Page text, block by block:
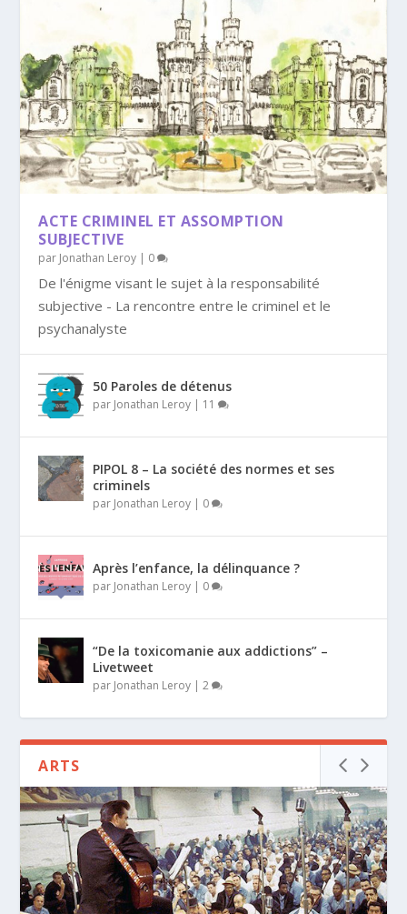
ACTE CRIMINEL ET ASSOMPTION
SUBJECTIVE
par Jonathan Leroy | 0
De l'énigme visant le sujet à la responsabilité
subjective - La rencontre entre le criminel et le
psychanalyste
50 Paroles de détenus
par Jonathan Leroy | 11
PIPOL 8 – La société des normes et ses
criminels
par Jonathan Leroy | 0
Après l’enfance, la délinquance ?
par Jonathan Leroy | 0
“De la toxicomanie aux addictions” –
Livetweet
par Jonathan Leroy |2
ARTS